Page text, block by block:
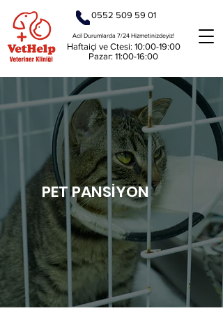
0552 509 59 01
Acil Durumlarda 7/24 Hizmetinizdeyiz!
Haftaiçi ve Ctesi: 10:00-19:00
Pazar: 11:00-16:00
PET PANSİYON